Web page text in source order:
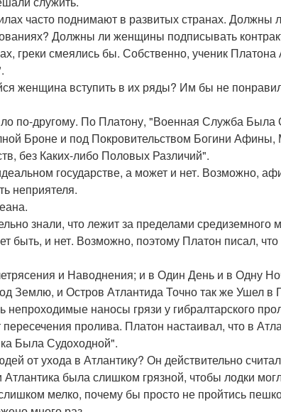
часто поднимают в развитых странах. Должны
Должны ли женщины подписывать
греки смеялись бы. Собственно, ученик
женщина вступить в их ряды? Им бы не
по-другому. По Платону, "Военная Служба
Броне и под Покровительством Богини Афины,
без Каких-либо Половых Различий".
государстве, а может и нет. Возможно,
неприятеля.
знали, что лежит за пределами средиземного
быть, и нет. Возможно, поэтому Платон писал,
и Наводнения; и в Один День и в Одну
Землю, и Остров Атлантида Точно так же Ушел в
непроходимые наносы грязи у гибралтарского
пролива. Платон настаивал, что в
Была Судоходной".
от ухода в Атлантику? Он действительно
Атлантика была слишком грязной, чтобы лодки
мелко, почему бы просто не пройтись